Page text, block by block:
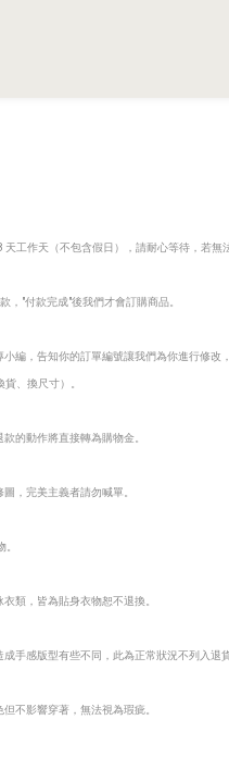
工作天（不包含假日），請耐心等待，若無
"付款完成"後我們才會訂購商品。
編，告知你的訂單編號讓我們為你進行修改
、換尺寸）。
的動作將直接轉為購物金。
，完美主義者請勿喊單。
類，皆為貼身衣物恕不退換。
手感版型有些不同，此為正常狀況不列入退貨
不影響穿著，無法視為瑕疵。